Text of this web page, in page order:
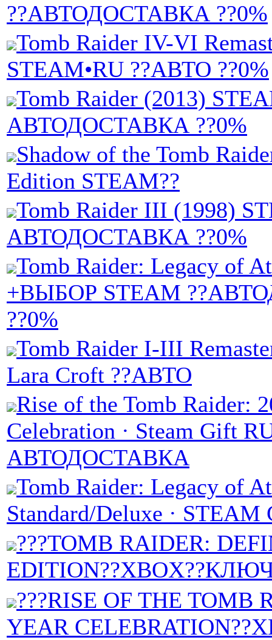
??АВТОДОСТАВКА ??0%
Tomb Raider IV-VI
STEAM•RU ??АВТО ??0%
Tomb Raider (2013)
АВТОДОСТАВКА ??0%
Shadow of the Tomb
Edition STEAM??
Tomb Raider III (1998)
АВТОДОСТАВКА ??0%
Tomb Raider: Legacy of
+ВЫБОР STEAM
??0%
Tomb Raider I-III
Lara Croft ??АВТО
Rise of the Tomb Raider:
Celebration · Steam Gift
АВТОДОСТАВКА
Tomb Raider: Legacy of
Standard/Deluxe ·
???TOMB RAIDER:
???RISE OF THE TOMB
YEAR